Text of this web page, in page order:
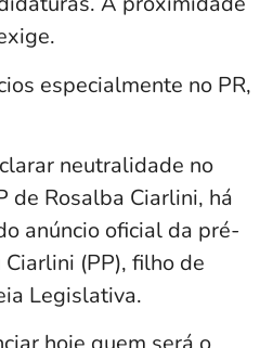
especialmente no PR,
neutralidade no
de Rosalba Ciarlini, há
anúncio oficial da pré-
(PP), filho de
Legislativa.